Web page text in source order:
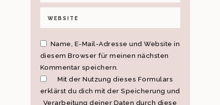
Name, E-Mail-Adresse und Website in
diesem Browser für meinen nächsten
Kommentar speichern.
Mit der Nutzung dieses Formulars
erklärst du dich mit der Speicherung und
Verarbeitung deiner Daten durch diese